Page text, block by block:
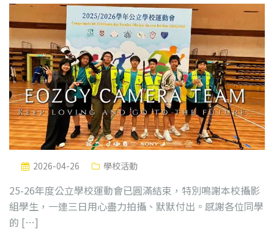
2026-04-26 學校活動
25-26年度公立學校運動會已圓滿結束，特別鳴謝本校攝影
組學生，一連三日用心盡力拍攝、默默付出。感謝各位同學
的 […]